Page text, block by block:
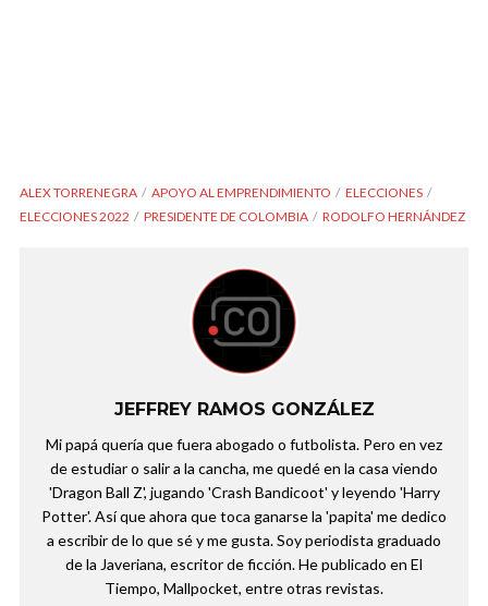
ALEX TORRENEGRA APOYO AL EMPRENDIMIENTO
ELECCIONES
ELECCIONES 2022
PRESIDENTE DE COLOMBIA RODOLFO HERNÁNDEZ
JEFFREY RAMOS GONZÁLEZ
Mi papá quería que fuera abogado o futbolista. Pero en vez
de estudiar o salir a la cancha, me quedé en la casa viendo
'Dragon Ball Z', jugando 'Crash Bandicoot' y leyendo 'Harry
Potter'. Así que ahora que toca ganarse la 'papita' me dedico
a escribir de lo que sé y me gusta. Soy periodista graduado
de la Javeriana, escritor de ficción. He publicado en El
Tiempo, Mallpocket, entre otras revistas.